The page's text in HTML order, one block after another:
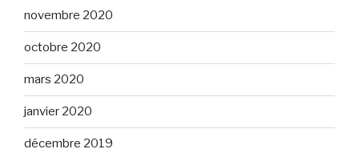
novembre 2020
octobre 2020
mars 2020
janvier 2020
décembre 2019